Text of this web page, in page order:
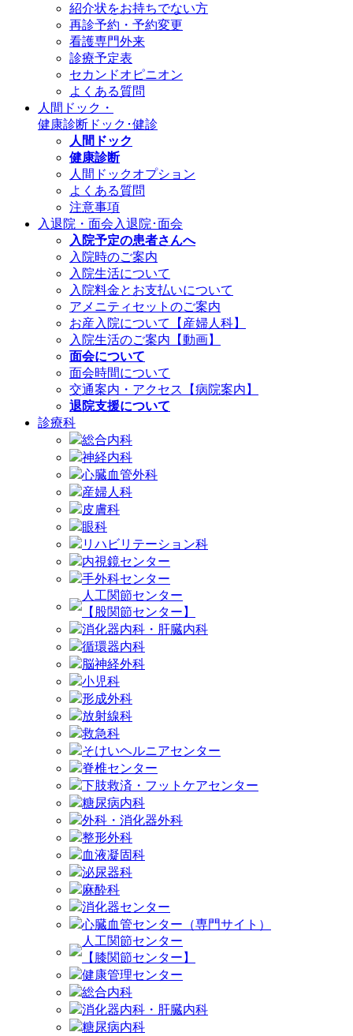
紹介状をお持ちでない方
再診予約・予約変更
看護専門外来
診療予定表
セカンドオピニオン
よくある質問
人間ドック・
健康診断 ドック･健診
人間ドック
健康診断
人間ドックオプション
よくある質問
注意事項
入退院・面会 入退院･面会
入院予定の患者さんへ
入院時のご案内
入院生活について
入院料金とお支払いについて
アメニティセットのご案内
お産入院について【産婦人科】
入院生活のご案内【動画】
面会について
面会時間について
交通案内・アクセス【病院案内】
退院支援について
診療科
総合内科
神経内科
心臓血管外科
産婦人科
皮膚科
眼科
リハビリテーション科
内視鏡センター
手外科センター
人工関節センター
【股関節センター】
消化器内科・肝臓内科
循環器内科
脳神経外科
小児科
形成外科
放射線科
救急科
そけいヘルニアセンター
脊椎センター
下肢救済・フットケアセンター
糖尿病内科
外科・消化器外科
整形外科
血液凝固科
泌尿器科
麻酔科
消化器センター
心臓血管センター（専門サイト）
人工関節センター
【膝関節センター】
健康管理センター
総合内科
消化器内科・肝臓内科
糖尿病内科